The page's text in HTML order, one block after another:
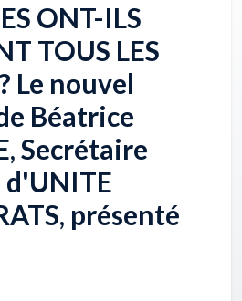
ONT-ILS
TOUS LES
Le nouvel
Béatrice
Secrétaire
d'UNITE
présenté